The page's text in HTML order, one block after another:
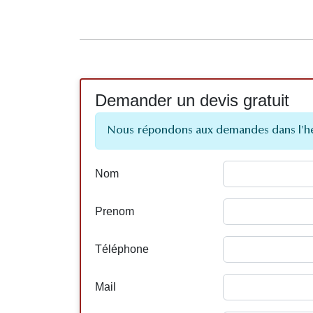
Demander un devis gratuit
Nous répondons aux demandes dans
Nom
Prenom
Téléphone
Mail